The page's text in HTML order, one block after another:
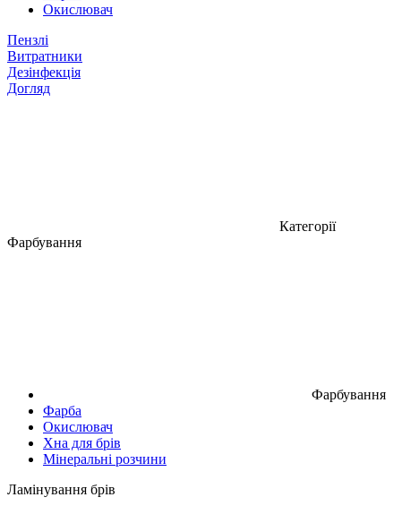
Окислювач
Пензлі
Витратники
Дезінфекція
Догляд
Категорії
Фарбування
Фарбування
Фарба
Окислювач
Хна для брів
Мінеральні розчини
Ламінування брів